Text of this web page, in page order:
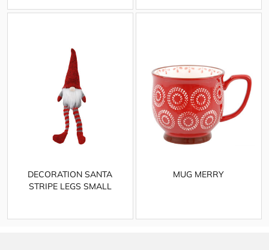
DECORATION SANTA
STRIPE LEGS SMALL
MUG MERRY